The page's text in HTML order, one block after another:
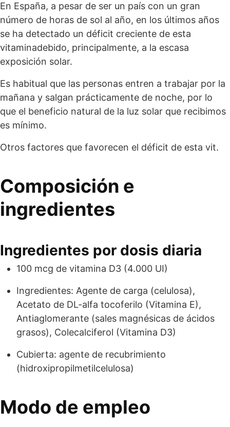
En España, a pesar de ser un país con un gran
número de horas de sol al año, en los últimos años
se ha detectado un déficit creciente de esta
vitaminadebido, principalmente, a la escasa
exposición solar.
Es habitual que las personas entren a trabajar por la
mañana y salgan prácticamente de noche, por lo
que el beneficio natural de la luz solar que recibimos
es mínimo.
Otros factores que favorecen el déficit de esta vit.
Composición e
ingredientes
Ingredientes por dosis diaria
100 mcg de vitamina D3 (4.000 UI)
Ingredientes: Agente de carga (celulosa),
Acetato de DL-alfa tocoferilo (Vitamina E),
Antiaglomerante (sales magnésicas de ácidos
grasos), Colecalciferol (Vitamina D3)
Cubierta: agente de recubrimiento
(hidroxipropilmetilcelulosa)
Modo de empleo